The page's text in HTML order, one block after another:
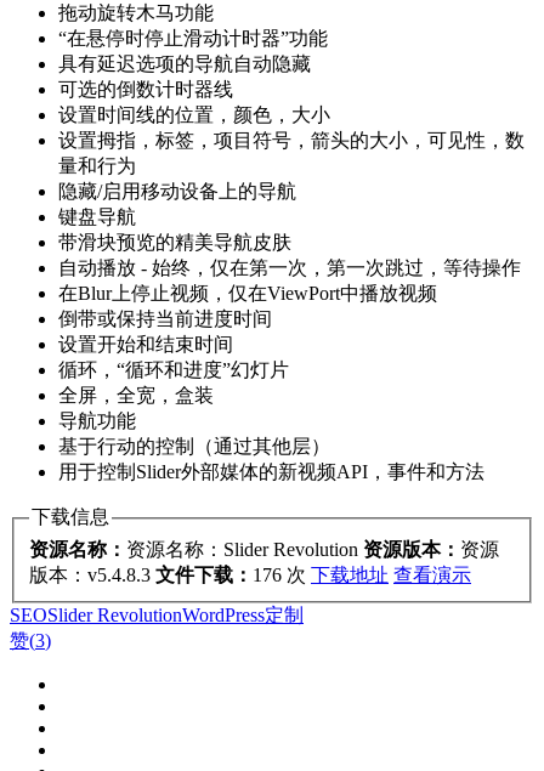
拖动旋转木马功能
“在悬停时停止滑动计时器”功能
具有延迟选项的导航自动隐藏
可选的倒数计时器线
设置时间线的位置，颜色，大小
设置拇指，标签，项目符号，箭头的大小，可见性，数
量和行为
隐藏/启用移动设备上的导航
键盘导航
带滑块预览的精美导航皮肤
自动播放 - 始终，仅在第一次，第一次跳过，等待操作
在Blur上停止视频，仅在ViewPort中播放视频
倒带或保持当前进度时间
设置开始和结束时间
循环，“循环和进度”幻灯片
全屏，全宽，盒装
导航功能
基于行动的控制（通过其他层）
用于控制Slider外部媒体的新视频API，事件和方法
下载信息
资源名称： 资源名称：Slider Revolution 资源版本： 资源
版本：v5.4.8.3 文件下载： 176 次 下载地址 查看演示
SEOSlider RevolutionWordPress定制
赞(3)